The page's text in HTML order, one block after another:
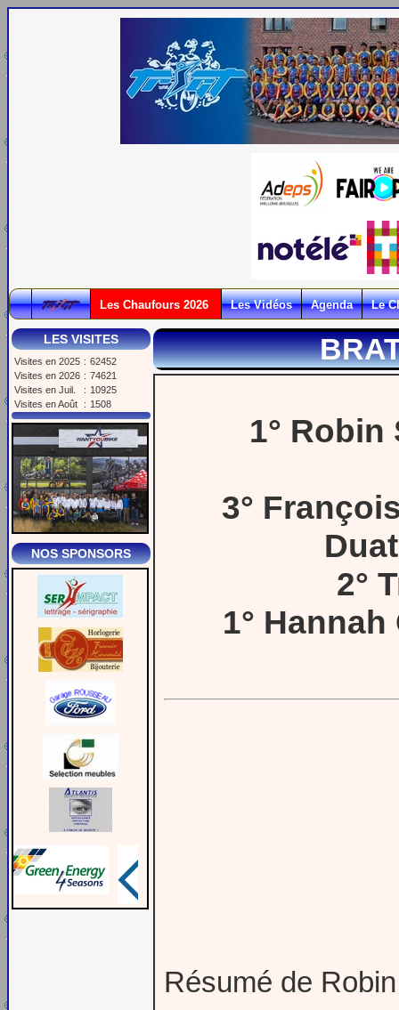
Les Chaufours 2026 Les Vidéos Agenda Le
LES VISITES
Visites en 2025 : 62452
Visites en 2026 : 74621
Visites en Juil.
: 10925
Visites en Août
: 1508
NOS SPONSORS
1°
3°
2°
1°
Résumé de